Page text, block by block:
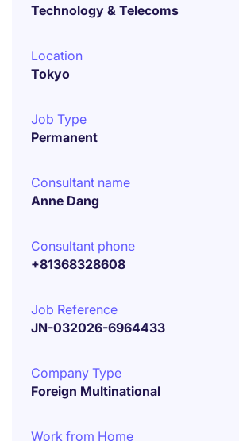
Technology & Telecoms
Location
Tokyo
Job Type
Permanent
Consultant name
Anne Dang
Consultant phone
+81368328608
Job Reference
JN-032026-6964433
Company Type
Foreign Multinational
Work from Home